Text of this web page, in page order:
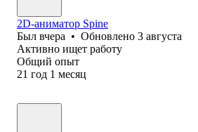
2D-аниматор Spine
Был вчера • Обновлено 3 августа
Активно ищет работу
Общий опыт
21 год 1 месяц